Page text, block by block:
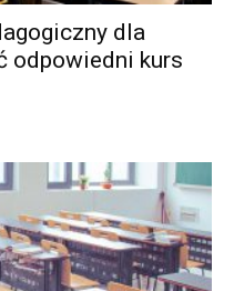
dla
odpowiedni kurs